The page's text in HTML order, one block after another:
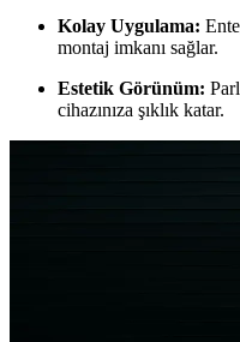
Kolay Uygulama:
montaj imkanı sağlar.
Estetik Görünüm:
cihazınıza şıklık katar.